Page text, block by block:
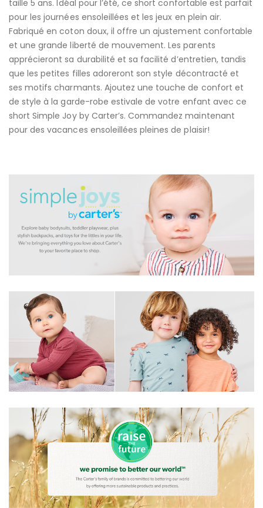
taille 5 ans. Idéal pour l’été, ce short confortable est parfait
pour les journées ensoleillées et les jeux en plein air.
Fabriqué en coton doux, il offre un ajustement confortable
et une grande liberté de mouvement. Les parents
apprécieront sa durabilité et sa facilité d’entretien, tandis
que les petites filles adoreront son style décontracté et
ses motifs charmants. Ajoutez une touche de confort et
de style à la garde-robe estivale de votre enfant avec ce
short Simple Joy by Carter’s. Commandez maintenant
pour des vacances ensoleillées pleines de plaisir!